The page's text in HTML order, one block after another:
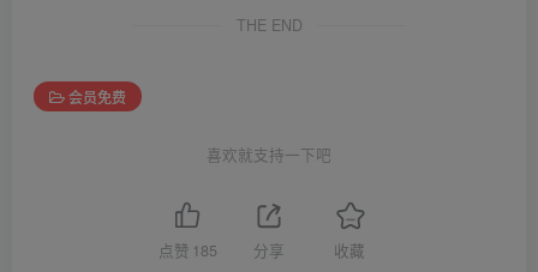
THE END
会员免费
喜欢就支持一下吧
点赞 185 分享 收藏